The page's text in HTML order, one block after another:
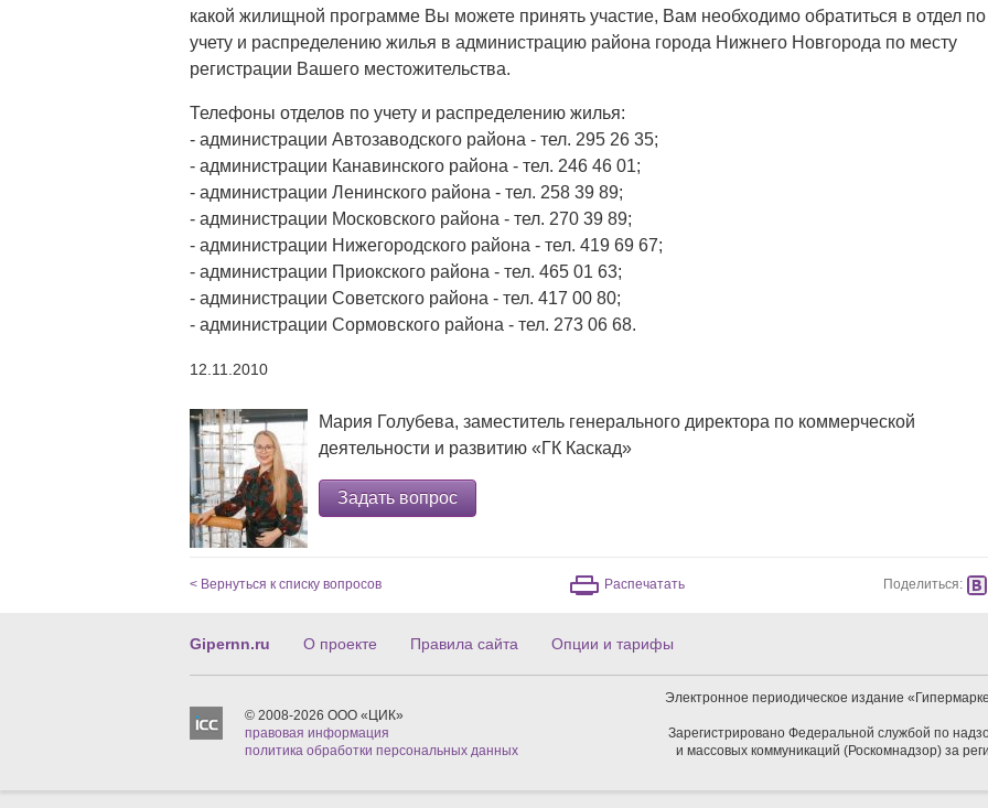
какой жилищной программе Вы можете принять участие, Вам необходимо обратиться в отдел по
учету и распределению жилья в администрацию района города Нижнего Новгорода по месту
регистрации Вашего местожительства.
Телефоны отделов по учету и распределению жилья:
- администрации Автозаводского района - тел. 295 26 35;
- администрации Канавинского района - тел. 246 46 01;
- администрации Ленинского района - тел. 258 39 89;
- администрации Московского района - тел. 270 39 89;
- администрации Нижегородского района - тел. 419 69 67;
- администрации Приокского района - тел. 465 01 63;
- администрации Советского района - тел. 417 00 80;
- администрации Сормовского района - тел. 273 06 68.
12.11.2010
Мария Голубева, заместитель генерального директора по коммерческой
деятельности и развитию «ГК Каскад»
Задать вопрос
< Вернуться к списку вопросов Распечатать Поделиться:
Gipernn.ru О проекте Правила сайта Опции и тарифы
© 2008-2026 ООО «ЦИК»
правовая информация
политика обработки персональных данных
Электронное периодическое издание
Зарегистрировано Федеральной службой по
и массовых коммуникаций (Роскомнадзор) за